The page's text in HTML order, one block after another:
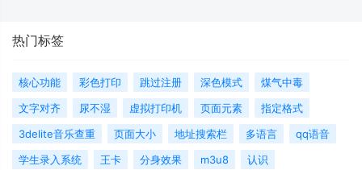
热门标签
核心功能 彩色打印 跳过注册 深色模式
煤气中毒
文字对齐
尿不湿 虚拟打印机 页面元素
指定格式
3delite音乐查重
页面大小 地址搜索栏 多语言
qq语音
学生录入系统
王卡 分身效果 m3u8
认识